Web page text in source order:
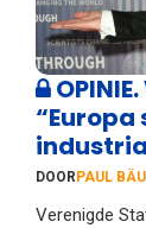
DOOR PAUL
Verenigde